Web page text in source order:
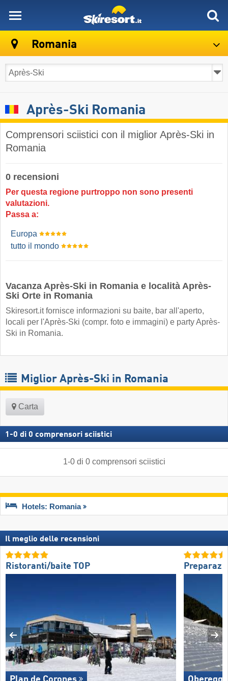
Romania
Après-Ski Romania
Comprensori sciistici con il miglior Après-Ski in
Romania
0 recensioni
Per questa regione purtroppo non sono presenti
valutazioni.
Passa a:
Europa
tutto il mondo
Vacanza Après-Ski in Romania e località Après-
Ski Orte in Romania
Skiresort.it fornisce informazioni su baite, bar all'aperto,
locali per l'Après-Ski (compr. foto e immagini) e party Après-
Ski in Romania.
Miglior Après-Ski in Romania
Carta
1 -0 di 0 comprensori sciistici
1-0di 0 comprensori sciistici
Hotels: Romania
Il meglio delle recensioni
Ristoranti/baite TOP